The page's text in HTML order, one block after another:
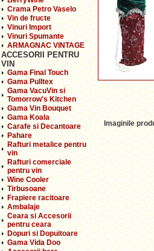
Crama Petro Vaselo
Vin de fructe
Vinuri Import
Vinuri Spumante
ARMAGNAC VINTAGE
ACCESORII PENTRU
VIN
Gama Final Touch
Gama Pulltex
Gama VacuVin si
Tomorrow's Kitchen
Gama Vin Bouquet
Gama Koala
Carafe si Decantoare
Pahare
Rafturi metalice pentru
vin
Rafturi comerciale
pentru vin
Wine Cooler
Tirbusoane
Frapiere racitoare
Ambalaje
Ceara si Accesorii
pentru ceara
Dopuri si Dopuitoare
Gama Vida Doo
Imaginile